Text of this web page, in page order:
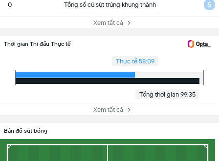
0 Tổng số cú sút trúng khung thành 5
Xem tất cả
Thời gian Thi đấu Thực tế
Thực tế 58:09
Tổng thời gian 99:35
Xem tất cả
Bản đồ sút bóng